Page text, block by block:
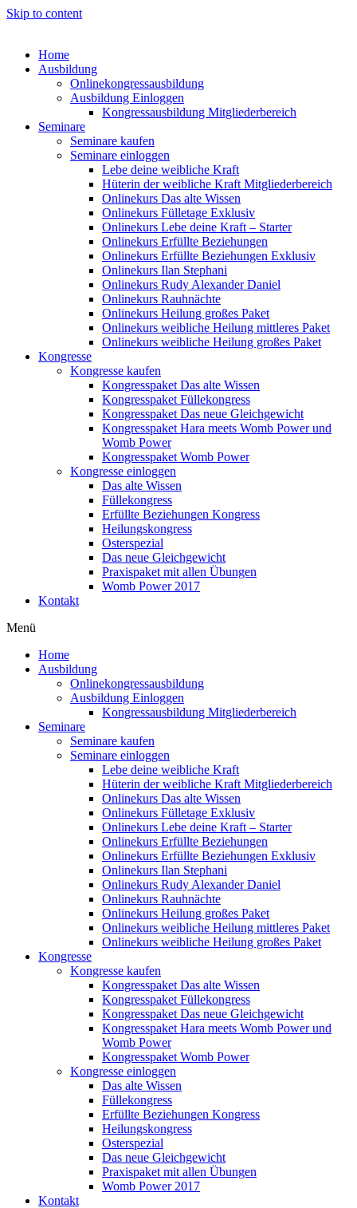
Skip to content
Home
Ausbildung
Onlinekongressausbildung
Ausbildung Einloggen
Kongressausbildung Mitgliederbereich
Seminare
Seminare kaufen
Seminare einloggen
Lebe deine weibliche Kraft
Hüterin der weibliche Kraft Mitgliederbereich
Onlinekurs Das alte Wissen
Onlinekurs Fülletage Exklusiv
Onlinekurs Lebe deine Kraft – Starter
Onlinekurs Erfüllte Beziehungen
Onlinekurs Erfüllte Beziehungen Exklusiv
Onlinekurs Ilan Stephani
Onlinekurs Rudy Alexander Daniel
Onlinekurs Rauhnächte
Onlinekurs Heilung großes Paket
Onlinekurs weibliche Heilung mittleres Paket
Onlinekurs weibliche Heilung großes Paket
Kongresse
Kongresse kaufen
Kongresspaket Das alte Wissen
Kongresspaket Füllekongress
Kongresspaket Das neue Gleichgewicht
Kongresspaket Hara meets Womb Power und
Womb Power
Kongresspaket Womb Power
Kongresse einloggen
Das alte Wissen
Füllekongress
Erfüllte Beziehungen Kongress
Heilungskongress
Osterspezial
Das neue Gleichgewicht
Praxispaket mit allen Übungen
Womb Power 2017
Kontakt
Menü
Home
Ausbildung
Onlinekongressausbildung
Ausbildung Einloggen
Kongressausbildung Mitgliederbereich
Seminare
Seminare kaufen
Seminare einloggen
Lebe deine weibliche Kraft
Hüterin der weibliche Kraft Mitgliederbereich
Onlinekurs Das alte Wissen
Onlinekurs Fülletage Exklusiv
Onlinekurs Lebe deine Kraft – Starter
Onlinekurs Erfüllte Beziehungen
Onlinekurs Erfüllte Beziehungen Exklusiv
Onlinekurs Ilan Stephani
Onlinekurs Rudy Alexander Daniel
Onlinekurs Rauhnächte
Onlinekurs Heilung großes Paket
Onlinekurs weibliche Heilung mittleres Paket
Onlinekurs weibliche Heilung großes Paket
Kongresse
Kongresse kaufen
Kongresspaket Das alte Wissen
Kongresspaket Füllekongress
Kongresspaket Das neue Gleichgewicht
Kongresspaket Hara meets Womb Power und
Womb Power
Kongresspaket Womb Power
Kongresse einloggen
Das alte Wissen
Füllekongress
Erfüllte Beziehungen Kongress
Heilungskongress
Osterspezial
Das neue Gleichgewicht
Praxispaket mit allen Übungen
Womb Power 2017
Kontakt